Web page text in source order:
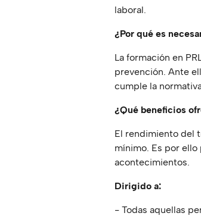
laboral.
¿Por qué es
La formación en
prevención. Ante
cumple la
¿Qué beneficios
El rendimiento del
mínimo. Es por
acontecimientos.
Dirigido a:
- Todas aquellas